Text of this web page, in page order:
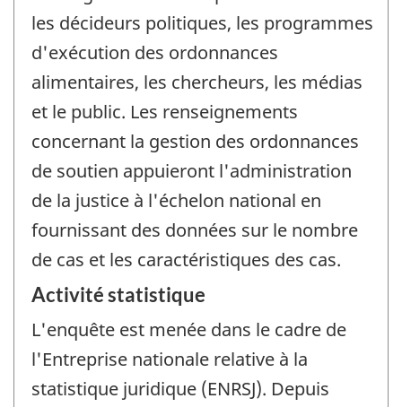
les décideurs politiques, les programmes
d'exécution des ordonnances
alimentaires, les chercheurs, les médias
et le public. Les renseignements
concernant la gestion des ordonnances
de soutien appuieront l'administration
de la justice à l'échelon national en
fournissant des données sur le nombre
de cas et les caractéristiques des cas.
Activité statistique
L'enquête est menée dans le cadre de
l'Entreprise nationale relative à la
statistique juridique (ENRSJ). Depuis